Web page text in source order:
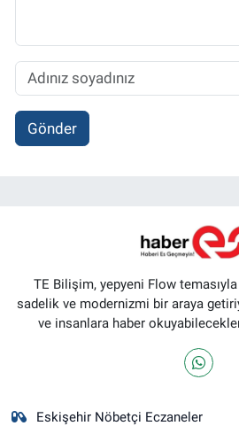
Gönder
TE Bilişim, yepyeni Flow
sadelik ve modernizmi bir araya
ve insanlara haber
Eskişehir Nöbetçi Eczaneler